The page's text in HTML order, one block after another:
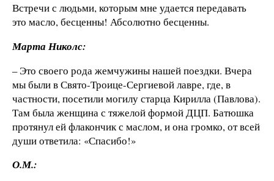
Встречи с людьми, которым мне удается передавать
это масло, бесценны! Абсолютно бесценны.
Марта Николс:
– Это своего рода жемчужины нашей поездки. Вчера
мы были в Свято-Троице-Сергиевой лавре, где, в
частности, посетили могилу старца Кирилла (Павлова).
Там была женщина с тяжелой формой ДЦП. Батюшка
протянул ей флакончик с маслом, и она громко, от всей
души ответила: «Спасибо!»
О.М.: